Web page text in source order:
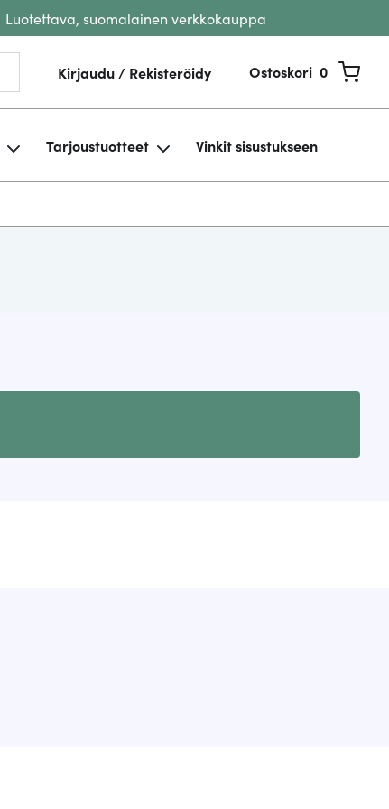
Luotettava, suomalainen verkkokauppa
Kirjaudu / Rekisteröidy Ostoskori 0
Tarjoustuotteet Vinkit sisustukseen